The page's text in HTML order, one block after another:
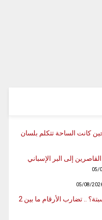
كما سمعها كولان/ 5.. حين كانت الساحة تتكلم بلسان
إلى البر الإسباني
05/
05/08/
كم بقي فعلاً من المهاجرين في سبتة؟ .. تضارب الأرقام ما بين 2